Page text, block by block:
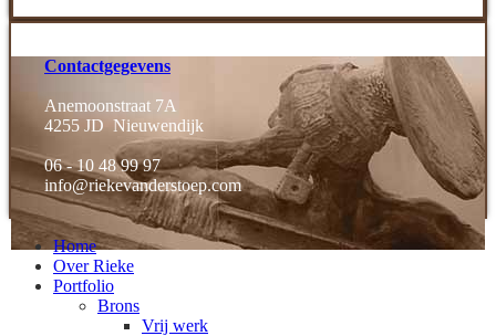
Contactgegevens
Anemoonstraat 7A
4255 JD Nieuwendijk
06 - 10 48 99 97
info@riekevanderstoep.com
Home
Over Rieke
Portfolio
Brons
Vrij werk